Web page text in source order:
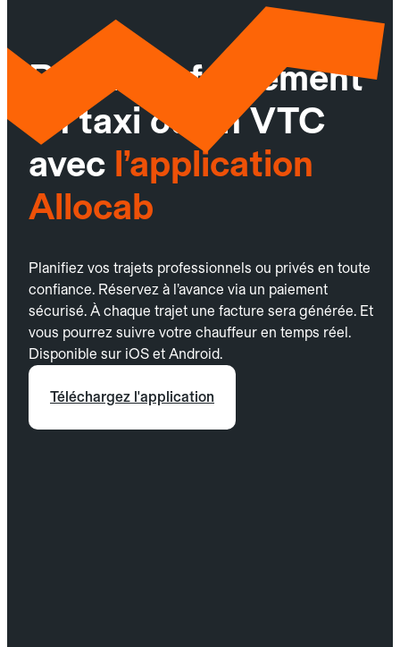
Réservez facilement
un taxi ou un VTC
avec l’application
Allocab
Planifiez vos trajets professionnels ou privés en toute
confiance. Réservez à l’avance via un paiement
sécurisé. À chaque trajet une facture sera générée. Et
vous pourrez suivre votre chauffeur en temps réel.
Disponible sur iOS et Android.
Téléchargez l'application